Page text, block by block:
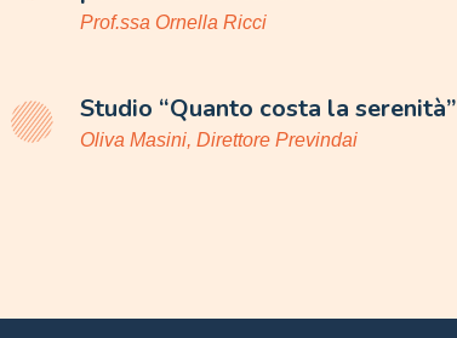
Prof.ssa Ornella Ricci
Studio “Quanto costa la serenità”
Oliva Masini, Direttore Previndai